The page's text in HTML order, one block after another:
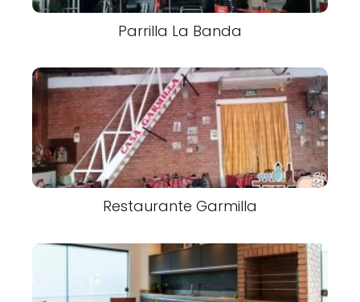
Parrilla La Banda
Restaurante Garmilla